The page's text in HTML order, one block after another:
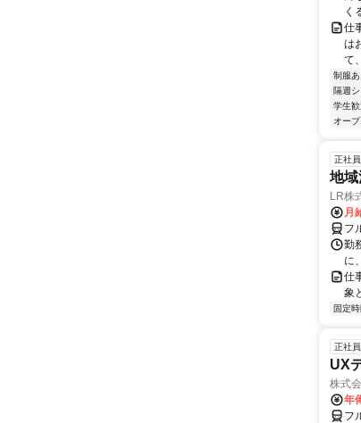
く
仕
は
て
制服あ
隔週
学生歓
オー
正社員
地域
LR株
月
フ
勤
に
仕
象
固定時
正社員
UX
株式
年
フ